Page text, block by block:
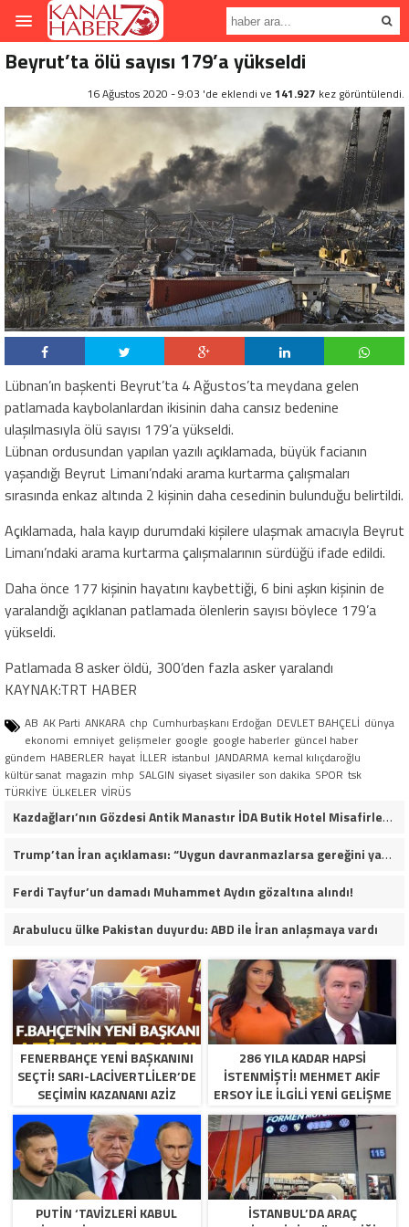
Beyrut’ta ölü sayısı 179’a yükseldi
16 Ağustos 2020 - 9:03 'de eklendi ve 141.927 kez görüntülendi.
Lübnan’ın başkenti Beyrut’ta 4 Ağustos’ta meydana gelen
patlamada kaybolanlardan ikisinin daha cansız bedenine
ulaşılmasıyla ölü sayısı 179’a yükseldi.
Lübnan ordusundan yapılan yazılı açıklamada, büyük facianın
yaşandığı Beyrut Limanı’ndaki arama kurtarma çalışmaları
sırasında enkaz altında 2 kişinin daha cesedinin bulunduğu belirtildi.
Açıklamada, hala kayıp durumdaki kişilere ulaşmak amacıyla Beyrut
Limanı’ndaki arama kurtarma çalışmalarının sürdüğü ifade edildi.
Daha önce 177 kişinin hayatını kaybettiği, 6 bini aşkın kişinin de
yaralandığı açıklanan patlamada ölenlerin sayısı böylece 179’a
yükseldi.
Patlamada 8 asker öldü, 300’den fazla asker yaralandı
KAYNAK:TRT HABER
AB AK Parti ANKARA chp Cumhurbaşkanı Erdoğan DEVLET BAHÇELİ dünya
ekonomi emniyet gelişmeler google google haberler güncel haber
gündem HABERLER hayat İLLER istanbul JANDARMA kemal kılıçdaroğlu
kültür sanat magazin mhp SALGIN siyaset siyasiler son dakika SPOR tsk
TÜRKİYE ÜLKELER VİRÜS
Kazdağları’nın Gözdesi Antik Manastır İDA Butik Hotel Misafirlerinden Tam Not Alıyor
Trump’tan İran açıklaması: “Uygun davranmazlarsa gereğini yaparım”
Ferdi Tayfur’un damadı Muhammet Aydın gözaltına alındı!
Arabulucu ülke Pakistan duyurdu: ABD ile İran anlaşmaya vardı
FENERBAHÇE YENI BAŞKANINI
SEÇTI! SARI-LACIVERTLILER’DE
SEÇIMIN KAZANANI AZIZ
YILDIRIM OLDU
286 YILA KADAR HAPSI
ISTENMIŞTI! MEHMET AKIF
ERSOY ILE ILGILI YENI GELIŞME
PUTIN ‘TAVIZLERI KABUL
İSTANBUL’DA ARAÇ